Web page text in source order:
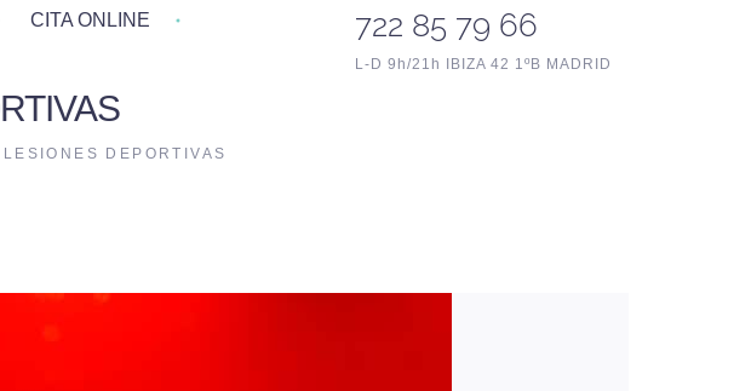
CITA ONLINE
722 85 79 66
L-D 9h/21h IBIZA 42 1ºB MADRID
LESIONES DEPORTIVAS